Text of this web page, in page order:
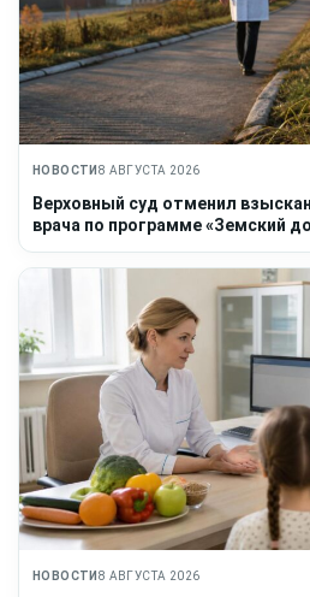
НОВОСТИ 8 АВГУСТА 2026
Верховный суд отменил
врача по программе «Земский
НОВОСТИ 8 АВГУСТА 2026